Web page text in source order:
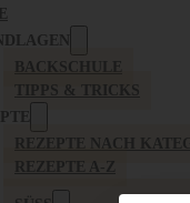
BACKSCHULE
TIPPS & TRICKS
REZEPTE NACH
REZEPTE A-Z